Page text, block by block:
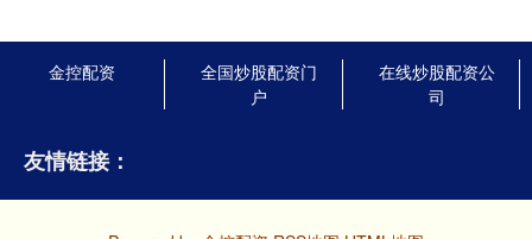
金控配资
全国炒股配资门
户
在线炒股配资公
司
友情链接：